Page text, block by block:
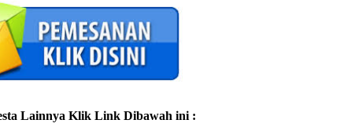
Lainnya Klik Link Dibawah ini :